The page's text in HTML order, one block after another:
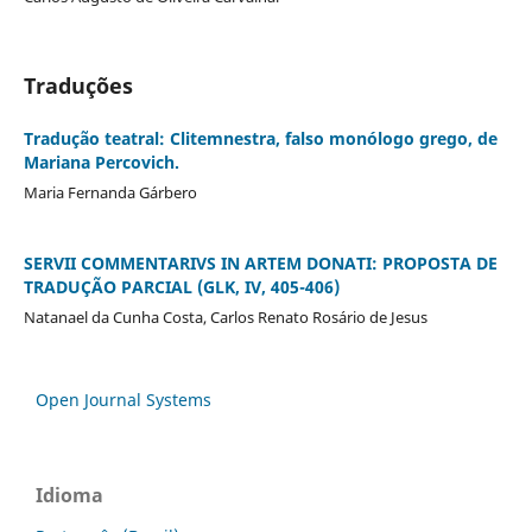
Traduções
Tradução teatral: Clitemnestra, falso monólogo grego, de
Mariana Percovich.
Maria Fernanda Gárbero
SERVII COMMENTARIVS IN ARTEM DONATI: PROPOSTA DE
TRADUÇÃO PARCIAL (GLK, IV, 405-406)
Natanael da Cunha Costa, Carlos Renato Rosário de Jesus
Open Journal Systems
Idioma